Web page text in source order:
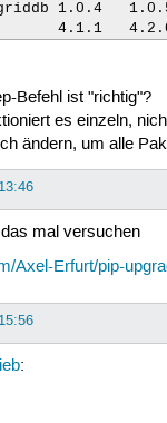
1.0.4
4.1.1
Befehl ist "richtig"?
es einzeln,
ändern, um alle
mal versuchen
Axel-Erfurt/pip-
: